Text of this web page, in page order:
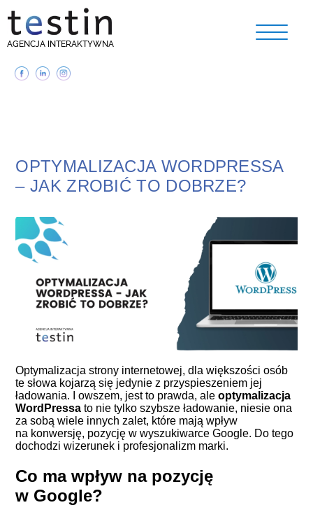
AGENCJA INTERAKTYWNA
OPTYMALIZACJA WORDPRESSA
– JAK ZROBIĆ TO DOBRZE?
Optymalizacja strony internetowej, dla większości osób
te słowa kojarzą się jedynie z przyspieszeniem jej
ładowania. I owszem, jest to prawda, aleoptymalizacja
WordPressa to nie tylko szybsze ładowanie, niesie ona
za sobą wiele innych zalet, które mają wpływ
na konwersję, pozycję w wyszukiwarce Google. Do tego
dochodzi wizerunek i profesjonalizm marki.
Co ma wpływ na pozycję
w Google?